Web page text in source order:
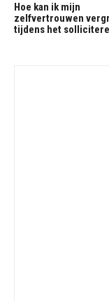
Hoe kan ik mijn
zelfvertrouwen
tijdens het